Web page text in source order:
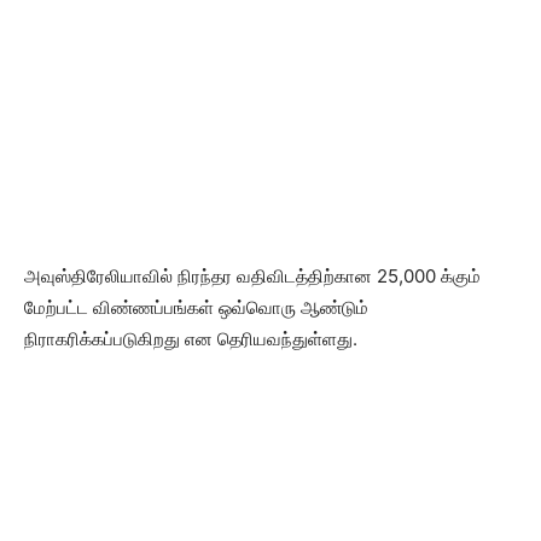
அவுஸ்திரேலியாவில் நிரந்தர வதிவிடத்திற்கான 25,000 க்கும்
மேற்பட்ட விண்ணப்பங்கள் ஒவ்வொரு ஆண்டும்
நிராகரிக்கப்படுகிறது என தெரியவந்துள்ளது.